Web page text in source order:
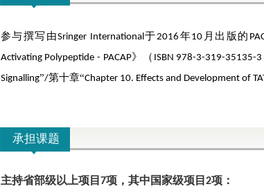
参与撰写由Sringer International于2016 年10 月出版的
Activating Polypeptide - PACAP》 （ ISBN 978-3-319-35135-3
Signalling”/第十章“Chapter 10. Effects and Development of
承担课题
主持省部级以上项目 7项，其中国家级项目 2项：